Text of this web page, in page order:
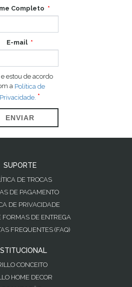
Completo
E-mail
e estou de acordo
a Política de
Privacidade.
ENVIAR
SUPORTE
DE TROCAS
DE PAGAMENTO
DE PRIVACIDADE
FORMAS DE ENTREGA
FREQUENTES (FAQ)
CONCEITO
HOME DECOR